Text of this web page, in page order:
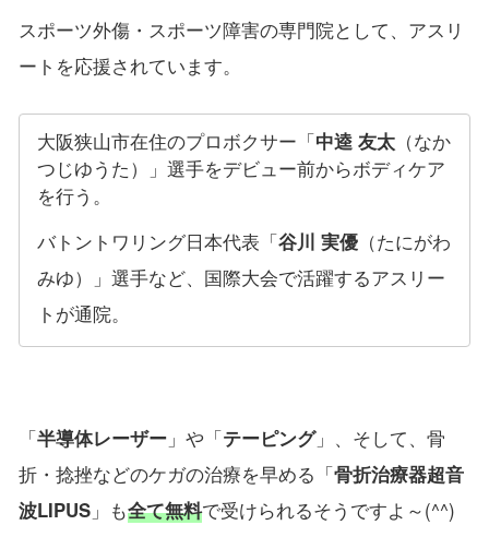
スポーツ外傷・スポーツ障害の専門院として、アスリ
ートを応援されています。
大阪狭山市在住のプロボクサー「中逵 友太 （なか
つじゆうた）」選手をデビュー前からボディケア
を行う。
バトントワリング日本代表「谷川 実優 （たにがわ
みゆ）」選手など、国際大会で活躍するアスリー
トが通院。
「半導体レーザー」や「テーピング」、そして、骨
折・捻挫などのケガの治療を早める「骨折治療器超音
波LIPUS」も全て無料で受けられるそうですよ～(^^)